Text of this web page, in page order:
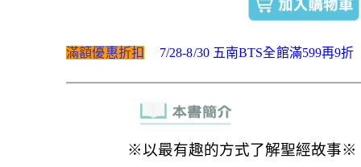
滿額優惠折扣 7/28-8/30 五南BTS全館滿599再9折